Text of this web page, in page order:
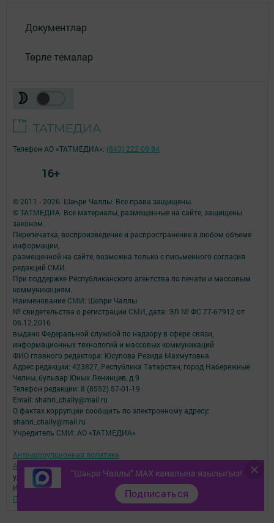
Документлар
Төрле темалар
"Шәһри Чаллы" MAX каналына язылыгыз!
Подписаться
© 2011 - 2026. Шәһри Чаллы. Все права защищены.
© ТАТМЕДИА. Все материалы, размещенные на сайте, защищены
законом.
Перепечатка, воспроизведение и распространение в любом объеме
информации,
размещенной на сайте, возможна только с письменного согласия
редакций СМИ.
При поддержке Республиканского агентства по печати и массовым
коммуникациям.
Наименование СМИ: Шəhри Чаллы
№ свидетельства о регистрации СМИ, дата: ЭЛ № ФС 77-67912 от
06.12.2016
выдано Федеральной службой по надзору в сфере связи,
информационных технологий и массовых коммуникаций
ФИО главного редактора: Юсупова Резида Махмутовна
Адрес редакции: 423827, Республика Татарстан, город Набережные
Челны, бульвар Юных Ленинцев, д.9
Телефон редакции: 8 (8552) 57-01-19
Email: shahri_chally@mail.ru
О фактах коррупции сообщить по электронному адресу:
shahri_chally@mail.ru
Учредитель СМИ: АО «ТАТМЕДИА»
Антикоррупционная политика
АО «ТАТМЕДИА» использует «cookie»
для персонализации сервисов и
удобства пользователей сайтом.
Использование «cookie» можно отменить в настройках браузера.
Политика конфиденциальности
Телефон АО «ТАТМЕДИА»: (843) 222 09 84
16+